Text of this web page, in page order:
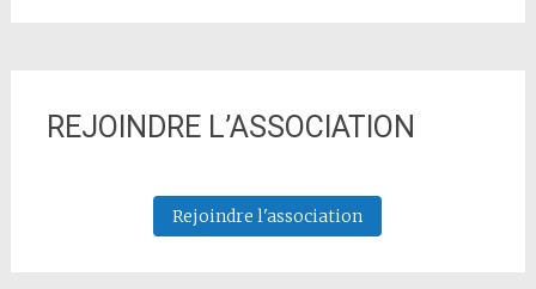
REJOINDRE L’ASSOCIATION
Rejoindre l'association